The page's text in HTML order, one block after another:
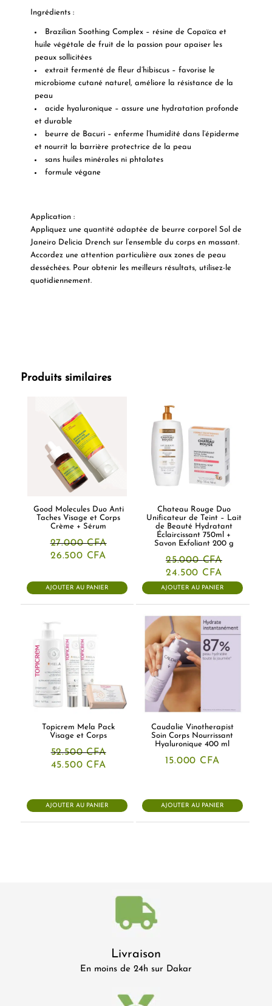
Ingrédients :
Brazilian Soothing Complex – résine de Copaïca et
huile végétale de fruit de la passion pour apaiser les
peaux sollicitées
extrait fermenté de fleur d’hibiscus – favorise le
microbiome cutané naturel, améliore la résistance de la
peau
acide hyaluronique – assure une hydratation profonde
et durable
beurre de Bacuri – enferme l’humidité dans l’épiderme
et nourrit la barrière protectrice de la peau
sans huiles minérales ni phtalates
formule végane
Application :
Appliquez une quantité adaptée de beurre corporel Sol de
Janeiro Delicia Drench sur l’ensemble du corps en massant.
Accordez une attention particulière aux zones de peau
desséchées. Pour obtenir les meilleurs résultats, utilisez-le
quotidiennement.
Produits similaires
Good Molecules Duo Anti
Taches Visage et Corps
Crème + Sérum
27.000CFA
Le
était :
27.000 CFA.
26.500 CFA
est :
26.500 CFA.
AJOUTER AU PANIER
Chateau Rouge Duo
Unificateur de Teint – Lait
de Beauté Hydratant
Éclaircissant 750ml +
Savon Exfoliant 200 g
25.000CFA
Le
prix
initial
24.500 CFA
prix
actuel
AJOUTER AU PANIER
Topicrem Mela Pack
Visage et Corps
52.500CFA
Le
52.500 CFA.
45.500 CFA
45.500 CFA.
AJOUTER AU PANIER
Caudalie Vinotherapist
Soin Corps Nourrissant
Hyaluronique 400 ml
15.000 CFA
AJOUTER AU PANIER
Livraison
En moins de 24h sur Dakar